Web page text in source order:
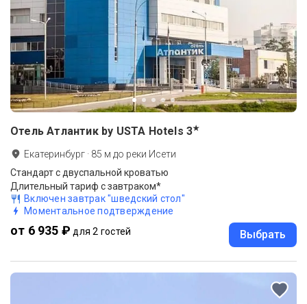
Отель Атлантик by USTA Hotels 3★
Екатеринбург · 85 м до реки Исети
Стандарт с двуспальной кроватью
Длительный тариф с завтраком*
Включен завтрак "шведский стол"
Моментальное подтверждение
от 6 935 ₽ для 2 гостей Выбрать